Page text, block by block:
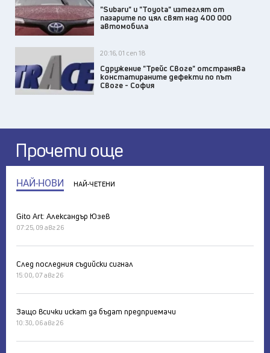
"Subaru" и "Toyota" изтеглят от
пазарите по цял свят над 400 000
автомобила
20:16, 01 сеп 18
Сдружение "Трейс Своге" отстранява
констатираните дефекти по път
Своге - София
Прочети още
НАЙ-НОВИ НАЙ-ЧЕТЕНИ
Gito Art: Александър Юзев
07:25, 09 авг 26
След последния съдийски сигнал
15:00, 07 авг 26
Защо всички искат да бъдат предприемачи
10:30, 06 авг 26